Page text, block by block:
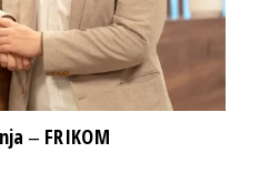
‒ FRIKOM